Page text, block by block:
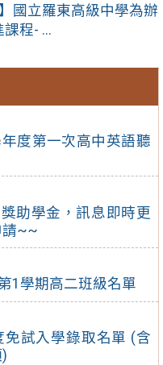
度第一次高中英語聽
助學金，訊息即時更
請~~
1學期高二班級名單
免試入學錄取名單 (含
】國立羅東高級中學為辦
程- ...